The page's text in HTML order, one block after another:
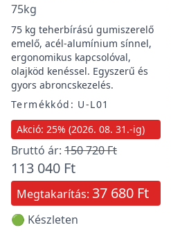
75kg
75 kg teherbírású gumiszerelő
emelő, acél-alumínium sínnel,
ergonomikus kapcsolóval,
olajköd kenéssel. Egyszerű és
gyors abroncskezelés.
Termékkód: U-L01
Akció: 25% (2026. 08. 31.-ig)
Bruttó ár: 150 720 Ft
113 040 Ft
Megtakarítás: 37 680 Ft
🟢 Készleten